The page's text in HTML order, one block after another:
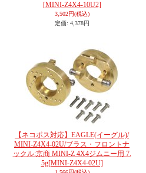
[MINI-Z4X4-10U2]
3,502円(税込)
定価: 4,378円
【ネコポス対応】EAGLE(イーグル)/
MINI-Z4X4-02U/ブラス・フロントナ
ックル:京商 MINI-Z 4X4ジムニー用 7.
5g[MINI-Z4X4-02U]